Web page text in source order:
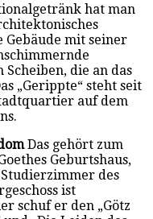
hat man
Gebäude mit seiner
Scheiben, die an das
„Gerippte“ steht seit
auf dem
Das gehört zum
Geburtshaus,
des
ist
schuf er den „Götz